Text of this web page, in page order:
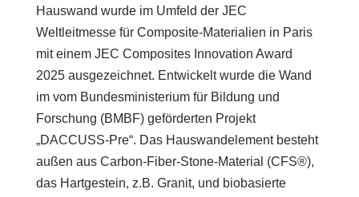
Hauswand wurde im Umfeld der JEC
Weltleitmesse für Composite-Materialien in Paris
mit einem JEC Composites Innovation Award
2025 ausgezeichnet. Entwickelt wurde die Wand
im vom Bundesministerium für Bildung und
Forschung (BMBF) geförderten Projekt
„DACCUSS-Pre“. Das Hauswandelement besteht
außen aus Carbon-Fiber-Stone-Material (CFS®),
das Hartgestein, z.B. Granit, und biobasierte